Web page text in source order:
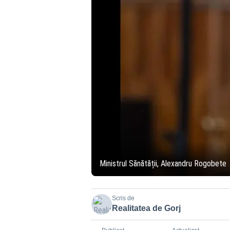
Ministrul Sănătății, Alexandru Rogobete
Scris de
Realitatea de Gorj